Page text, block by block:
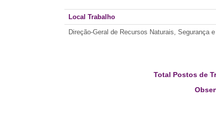
Local Trabalho
Direção-Geral de Recursos Naturais, Segurança
Total Postos de